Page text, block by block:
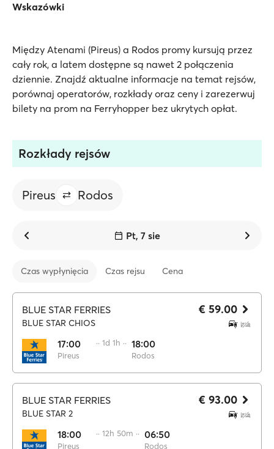
Wskazówki
Między Atenami (Pireus) a Rodos promy kursują przez
cały rok, a latem dostępne są nawet 2 połączenia
dziennie. Znajdź aktualne informacje na temat rejsów,
porównaj operatorów, rozkłady oraz ceny i zarezerwuj
bilety na prom na Ferryhopper bez ukrytych opłat.
Rozkłady rejsów
Pireus Rodos
Pt, 7 sie
Czas wypłynięcia Czas rejsu Cena
BLUE STAR FERRIES
BLUE STAR CHIOS
17:00
Pireus
·· 1d 1h ·· 18:00
Rodos
€ 59.00
BLUE STAR FERRIES
BLUE STAR 2
18:00
Pireus
·· 12h 50m ·· 06:50
Rodos
€ 93.00